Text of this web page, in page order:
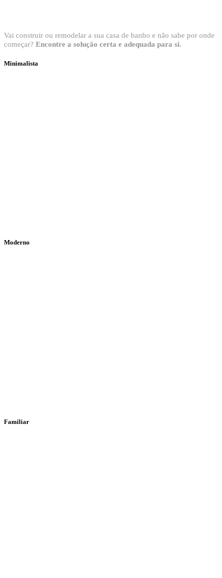
Vai construir ou remodelar a sua casa de banho e não sabe por onde
começar? Encontre a solução certa e adequada para si.
Minimalista
Moderno
Familiar